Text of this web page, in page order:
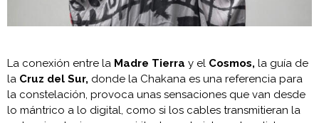
La conexión entre la Madre Tierra y el Cosmos, la guía de
la Cruz del Sur, donde la Chakana es una referencia para
la constelación, provoca unas sensaciones que van desde
lo mántrico a lo digital, como si los cables transmitieran la